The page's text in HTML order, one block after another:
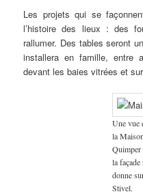
Les projets qui se
l’histoire des lieux : des
rallumer. Des tables seront
installera en famille, entre
devant les baies vitrées et
Une vue
la
Quimper
la façade
donne
Stivel.